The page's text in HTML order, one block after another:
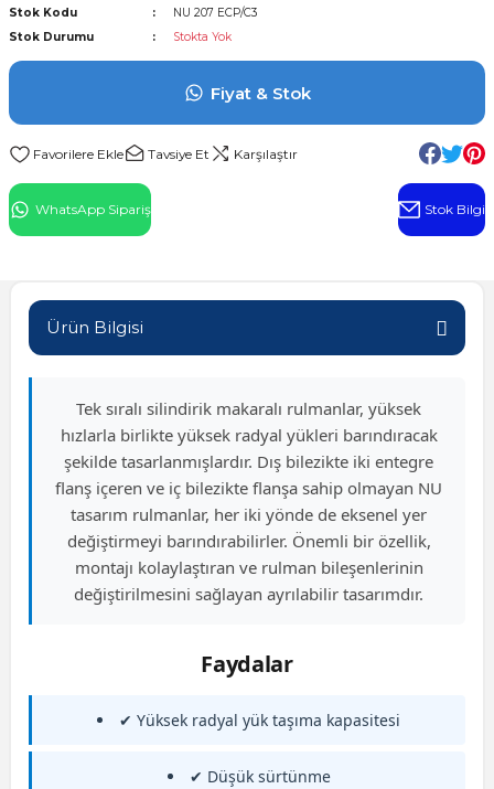
Rulman
Stok Kodu
NU 207 ECP/C3
Stok Durumu
Stokta Yok
Fiyat & Stok
Tavsiye Et Karşılaştır
WhatsApp Sipariş Stok Bilgi
Ürün Bilgisi
Tek sıralı silindirik makaralı rulmanlar, yüksek
hızlarla birlikte yüksek radyal yükleri barındıracak
şekilde tasarlanmışlardır. Dış bilezikte iki entegre
flanş içeren ve iç bilezikte flanşa sahip olmayan NU
tasarım rulmanlar, her iki yönde de eksenel yer
değiştirmeyi barındırabilirler. Önemli bir özellik,
montajı kolaylaştıran ve rulman bileşenlerinin
değiştirilmesini sağlayan ayrılabilir tasarımdır.
Faydalar
✔ Yüksek radyal yük taşıma kapasitesi
✔ Düşük sürtünme